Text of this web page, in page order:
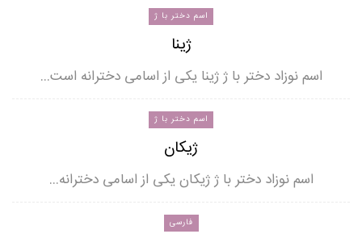
اسم دختر با ژ
ژینا
اسم نوزاد دختر با ژ ژینا یکی از اسامی دخترانه است…
اسم دختر با ژ
ژیکان
اسم نوزاد دختر با ژ ژیکان یکی از اسامی دخترانه…
فارسی